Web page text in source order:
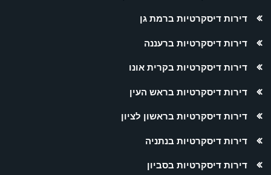
דירות דיסקרטיות ברמת גן
דירות דיסקרטיות ברעננה
דירות דיסקרטיות בקרית אונו
דירות דיסקרטיות בראש העין
דירות דיסקרטיות בראשון לציון
דירות דיסקרטיות בנתניה
דירות דיסקרטיות בסביון